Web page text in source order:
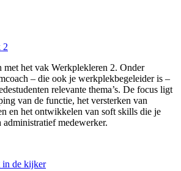
2
met het vak Werkplekleren 2. Onder
– die ook je werkplekbegeleider is –
relevante thema’s. De focus ligt
van de functie, het versterken van
en het ontwikkelen van soft skills die je
medewerker.
in de kijker